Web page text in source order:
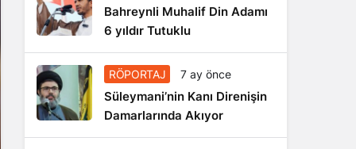
Bahreynli Muhalif Din Adamı
6 yıldır Tutuklu
RÖPORTAJ 7 ay önce
Süleymani’nin Kanı Direnişin
Damarlarında Akıyor